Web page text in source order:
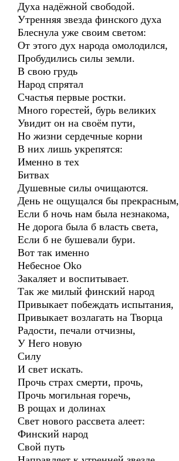
Духа надёжной свободой.
Утренняя звезда финского духа
Блеснула уже своим светом:
От этого дух народа омолодился,
Пробудились силы земли.
В свою грудь
Народ спрятал
Счастья первые ростки.
Много горестей, бурь великих
Увидит он на своём пути,
Но жизни сердечные корни
В них лишь укрепятся:
Именно в тех
Битвах
Душевные силы очищаются.
День не ощущался бы прекрасным,
Если б ночь нам была незнакома,
Не дорога была б власть света,
Если б не бушевали бури.
Вот так именно
Небесное Oko
Закаляет и воспитывает.
Так же милый финский народ
Привыкает побеждать испытания,
Привыкает возлагать на Творца
Радости, печали отчизны,
У Него новую
Силу
И свет искать.
Прочь страх смерти, прочь,
Прочь могильная горечь,
В рощах и долинах
Свет нового рассвета алеет:
Финский народ
Свой путь